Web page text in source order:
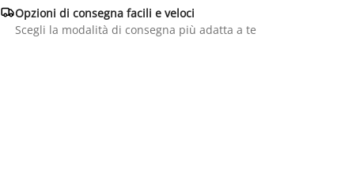
Opzioni di consegna facili e veloci
Scegli la modalità di consegna più adatta a te